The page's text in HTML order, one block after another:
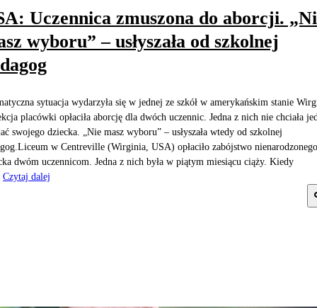
Uczennica zmuszona do aborcji.
wyboru” – usłyszała od szkolnej
sytuacja wydarzyła się w jednej ze szkół w amerykańskim stanie
placówki opłaciła aborcję dla dwóch uczennic. Jedna z nich nie chciała
swojego dziecka. „Nie masz wyboru” – usłyszała wtedy od szkolnej
w Centreville (Wirginia, USA) opłaciło zabójstwo nienarodzonego
dwóm uczennicom. Jedna z nich była w piątym miesiącu ciąży. Kiedy
Czytaj dalej